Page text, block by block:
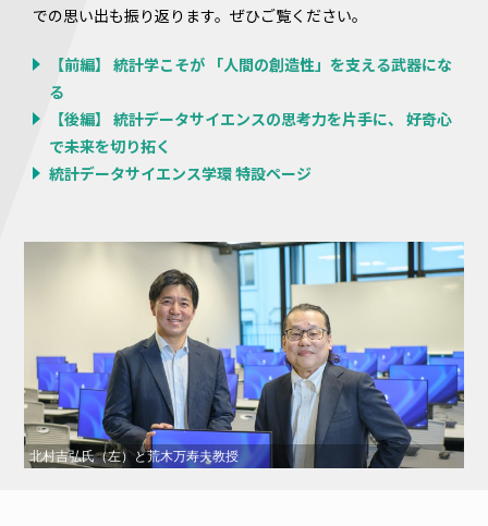
での思い出も振り返ります。ぜひご覧ください。
【前編】 統計学こそが 「人間の創造性」を支える武器にな
る
【後編】 統計データサイエンスの思考力を片手に、 好奇心
で未来を切り拓く
統計データサイエンス学環 特設ページ
北村吉弘氏（左）と荒木万寿夫教授